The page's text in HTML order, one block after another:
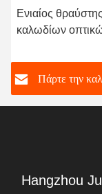
Ενιαίος
καλωδίων
APC Sc τον
Πάρτε την
Hangzhou